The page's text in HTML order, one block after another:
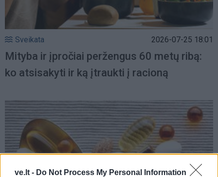
ve.lt - Do Not Process My Personal Information
Sveikata 2026-07-25 18:01
Mityba ir įpročiai peržengus 60 metų ribą:
ko atsisakyti ir ką įtraukti į racioną